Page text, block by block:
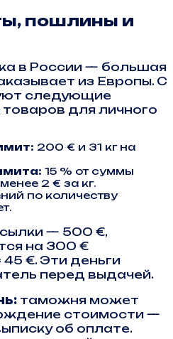
пошлины и
в России — большая
из Европы. С
следующие
для личного
200 € и 31 кг на
15 % от суммы
2 € за кг.
по количеству
— 500 €,
на 300 €
€. Эти деньги
перед выдачей.
таможня может
стоимости —
об оплате.